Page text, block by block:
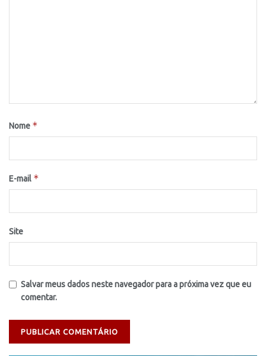
Nome *
E-mail *
Site
Salvar meus dados neste navegador para a próxima vez que eu
comentar.